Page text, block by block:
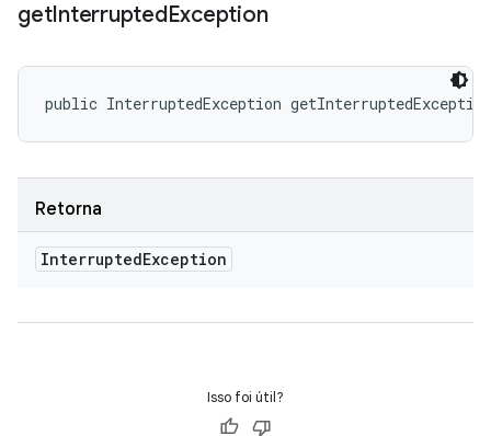
getInterruptedException
public InterruptedException
Retorna
InterruptedException
Isso foi útil?